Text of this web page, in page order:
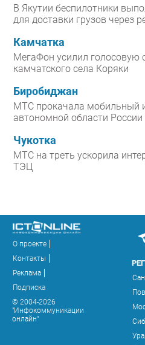
В Якутии беспилотники
для доставки грузов через
Камчатка
МегаФон усилил голосовую
камчатского села Коряки
Биробиджан
МТС прокачала мобильный
автономной области России
Чукотка
МТС на треть ускорила
ТЭЦ
О проекте
Контакты
Реклама
Подписка
© 2004-2026
"Инфокоммуникации
онлайн"